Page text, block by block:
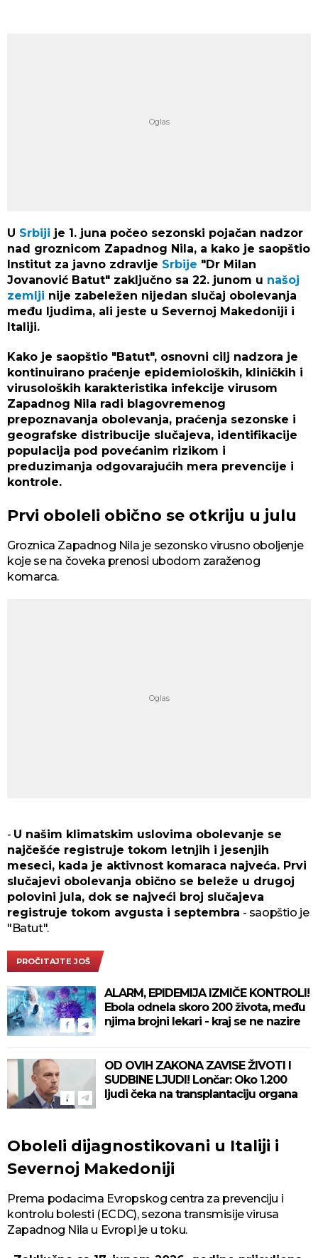
U Srbiji je 1. juna počeo sezonski pojačan nadzor
nad groznicom Zapadnog Nila, a kako je saopštio
Institut za javno zdravlje Srbije "Dr Milan
Jovanović Batut" zaključno sa 22. junom u našoj
zemlji nije zabeležen nijedan slučaj obolevanja
među ljudima, ali jeste u Severnoj Makedoniji i
Italiji.
Kako je saopštio "Batut", osnovni cilj nadzora je
kontinuirano praćenje epidemioloških, kliničkih i
virusoloških karakteristika infekcije virusom
Zapadnog Nila radi blagovremenog
prepoznavanja obolevanja, praćenja sezonske i
geografske distribucije slučajeva, identifikacije
populacija pod povećanim rizikom i
preduzimanja odgovarajućih mera prevencije i
kontrole.
Prvi oboleli obično se otkriju u julu
Groznica Zapadnog Nila je sezonsko virusno oboljenje
koje se na čoveka prenosi ubodom zaraženog
komarca.
- U našim klimatskim uslovima obolevanje se
najčešće registruje tokom letnjih i jesenjih
meseci, kada je aktivnost komaraca najveća. Prvi
slučajevi obolevanja obično se beleže u drugoj
polovini jula, dok se najveći broj slučajeva
registruje tokom avgusta i septembra - saopštio je
"Batut".
PROČITAJTE JOŠ
ALARM, EPIDEMIJA IZMIČE KONTROLI!
Ebola odnela skoro 200 života, među
njima brojni lekari - kraj se ne nazire
OD OVIH ZAKONA ZAVISE ŽIVOTI I
SUDBINE LJUDI! Lončar: Oko 1.200
ljudi čeka na transplantaciju organa
Oboleli dijagnostikovani u Italiji i
Severnoj Makedoniji
Prema podacima Evropskog centra za prevenciju i
kontrolu bolesti (ECDC), sezona transmisije virusa
Zapadnog Nila u Evropi je u toku.